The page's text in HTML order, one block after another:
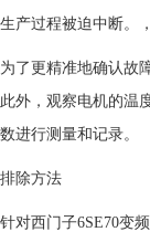
生产过程被迫中断。
为了更精准地确认故
此外，观察电机的温
数进行测量和记录。
排除方法
针对西门子6SE70变